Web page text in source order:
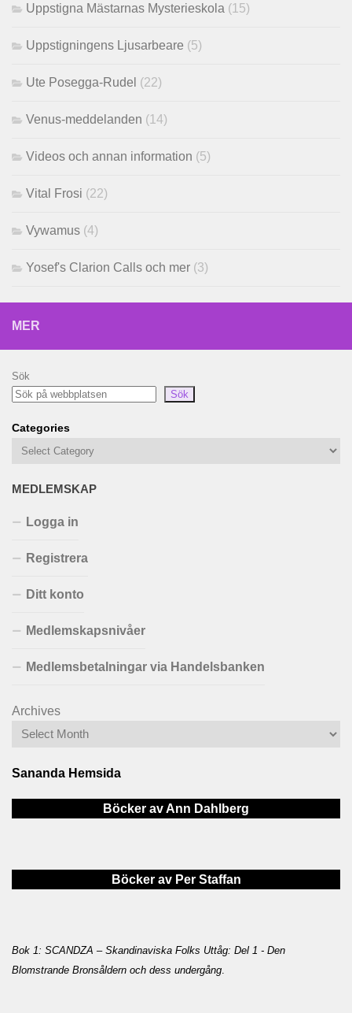
Uppstigna Mästarnas Mysterieskola (15)
Uppstigningens Ljusarbeare (5)
Ute Posegga-Rudel (22)
Venus-meddelanden (14)
Videos och annan information (5)
Vital Frosi (22)
Vywamus (4)
Yosef's Clarion Calls och mer (3)
MER
Sök
Sök
Categories
MEDLEMSKAP
Logga in
Registrera
Ditt konto
Medlemskapsnivåer
Medlemsbetalningar via Handelsbanken
Archives
Sananda Hemsida
Böcker av Ann Dahlberg
Böcker av Per Staffan
Bok 1: SCANDZA – Skandinaviska Folks Uttåg: Del 1 - Den
Blomstrande Bronsåldern och dess undergång